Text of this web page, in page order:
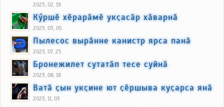
2023, 02, 19
Кӳршӗ хӗрарӑмӗ укҫасӑр хӑварнӑ
2023, 03, 05
Пылесос вырӑнне канистр ярса панӑ
2023, 07, 25
Бронежилет сутатӑп тесе суйнӑ
2023, 08, 18
Ватӑ ҫын укҫине ют ҫӗршыва куҫарса янӑ
2023, 11, 03